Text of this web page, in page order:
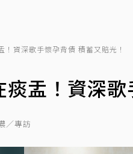
！資深歌手懷孕背債 積蓄又賠光！
盂！資深歌
／專訪